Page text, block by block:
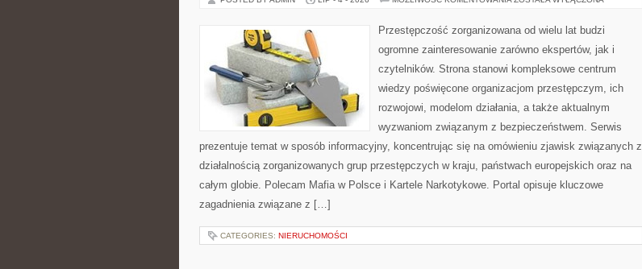
Przestępczość zorganizowana od wielu lat budzi
ogromne zainteresowanie zarówno ekspertów, jak i
czytelników. Strona stanowi kompleksowe centrum
wiedzy poświęcone organizacjom przestępczym, ich
rozwojowi, modelom działania, a także aktualnym
wyzwaniom związanym z bezpieczeństwem. Serwis
prezentuje temat w sposób informacyjny, koncentrując się na omówieniu zjawisk związanych z
działalnością zorganizowanych grup przestępczych w kraju, państwach europejskich oraz na
całym globie. Polecam Mafia w Polsce i Kartele Narkotykowe. Portal opisuje kluczowe
zagadnienia związane z […]
CATEGORIES: NIERUCHOMOŚCI